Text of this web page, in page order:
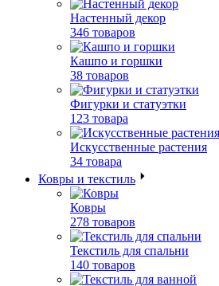
Настенный декор
346 товаров
Кашпо и горшки
38 товаров
Фигурки и статуэтки
123 товара
Искусственные растения
34 товара
Ковры и текстиль
Ковры
278 товаров
Текстиль для спальни
140 товаров